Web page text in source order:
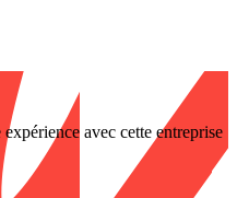
avec cette entreprise